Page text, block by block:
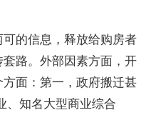
的信息，释放给购房者
路。外部因素方面，开
面：第一，政府搬迁甚
、知名大型商业综合